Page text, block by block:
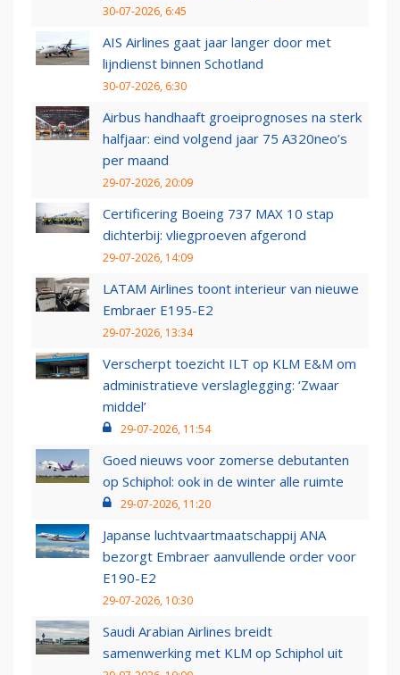
30-07-2026, 6:45
AIS Airlines gaat jaar langer door met
lijndienst binnen Schotland
30-07-2026, 6:30
Airbus handhaaft groeiprognoses na sterk
halfjaar: eind volgend jaar 75 A320neo’s
per maand
29-07-2026, 20:09
Certificering Boeing 737 MAX 10 stap
dichterbij: vliegproeven afgerond
29-07-2026, 14:09
LATAM Airlines toont interieur van nieuwe
Embraer E195-E2
29-07-2026, 13:34
Verscherpt toezicht ILT op KLM E&M om
administratieve verslaglegging: ‘Zwaar
middel’
29-07-2026, 11:54
Goed nieuws voor zomerse debutanten
op Schiphol: ook in de winter alle ruimte
29-07-2026, 11:20
Japanse luchtvaartmaatschappij ANA
bezorgt Embraer aanvullende order voor
E190-E2
29-07-2026, 10:30
Saudi Arabian Airlines breidt
samenwerking met KLM op Schiphol uit